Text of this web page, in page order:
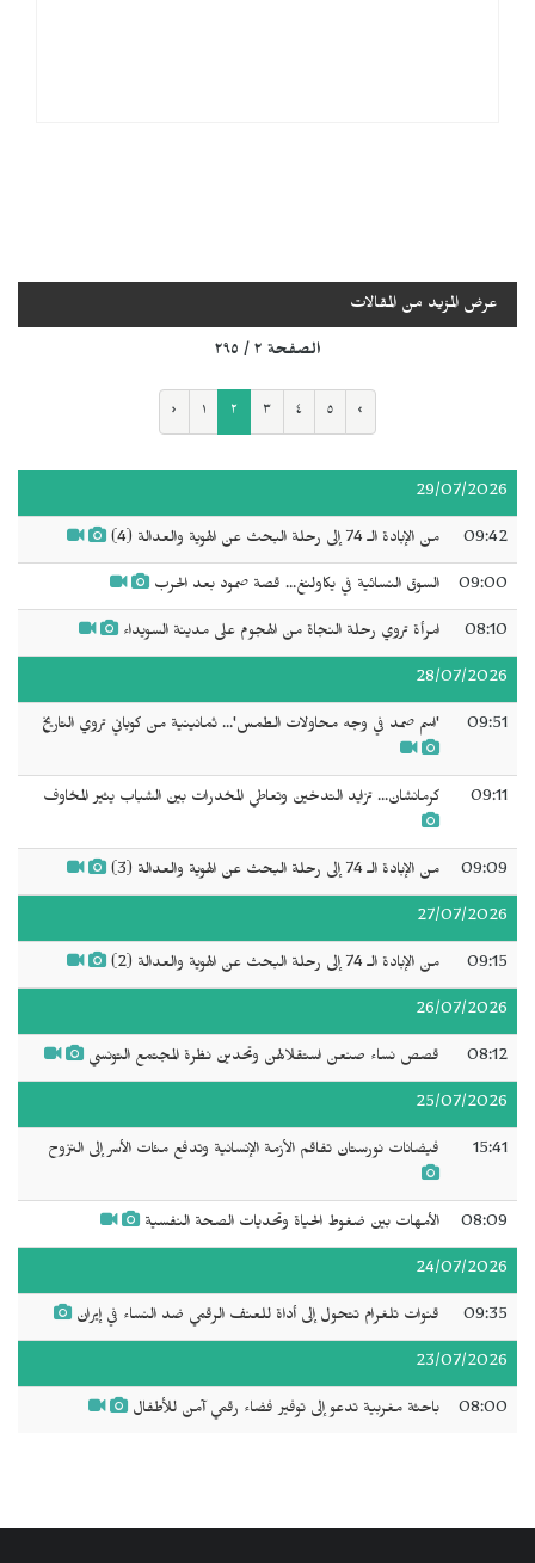
عرض المزيد من المقالات
الصفحة ٢ / ٢٩٥
‹ ١ ٢ ٣ ٤ ٥ ›
29/07/2026
09:42 من الإبادة الـ 74 إلى رحلة البحث عن الهوية والعدالة (4)
09:00 السوق النسائية في يكاولنغ... قصة صمود بعد الحرب
08:10 امرأة تروي رحلة النجاة من الهجوم على مدينة السويداء
28/07/2026
09:51 'اسم صمد في وجه محاولات الطمس'... ثمانينية من كوباني تروي التاريخ
09:11 كرمانشان... تزايد التدخين وتعاطي المخدرات بين الشباب يثير المخاوف
09:09 من الإبادة الـ 74 إلى رحلة البحث عن الهوية والعدالة (3)
27/07/2026
09:15 من الإبادة الـ 74 إلى رحلة البحث عن الهوية والعدالة (2)
26/07/2026
08:12 قصص نساء صنعن استقلالهن وتحدين نظرة المجتمع التونسي
25/07/2026
15:41 فيضانات نورستان تفاقم الأزمة الإنسانية وتدفع مئات الأسر إلى النزوح
08:09 الأمهات بين ضغوط الحياة وتحديات الصحة النفسية
24/07/2026
09:35 قنوات تلغرام تتحول إلى أداة للعنف الرقمي ضد النساء في إيران
23/07/2026
08:00 باحثة مغربية تدعو إلى توفير فضاء رقمي آمن للأطفال